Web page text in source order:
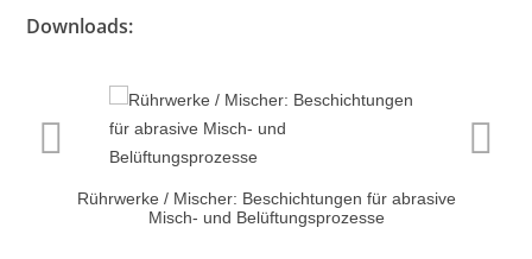
Downloads:
Rührwerke / Mischer: Beschichtungen für abrasive
Misch- und Belüftungsprozesse